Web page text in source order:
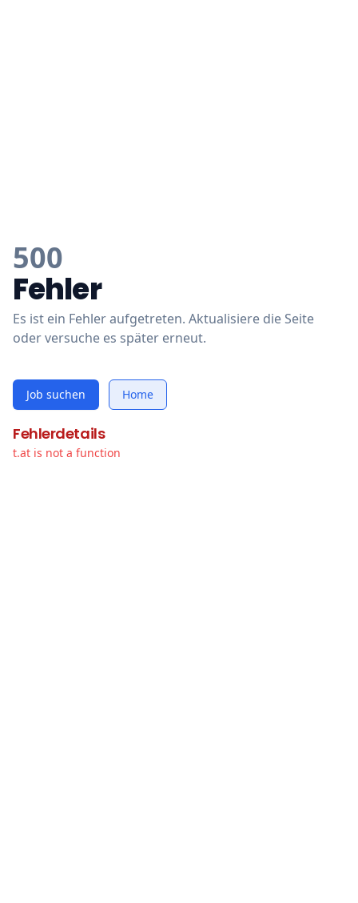
500
Fehler
Es ist ein Fehler aufgetreten. Aktualisiere die Seite
oder versuche es später erneut.
Job suchen Home
Fehlerdetails
t.at is not a function